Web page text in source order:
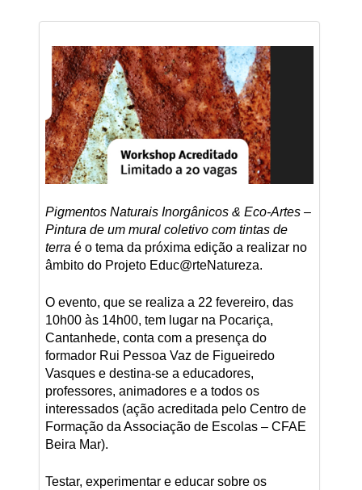
Pigmentos Naturais Inorgânicos & Eco-Artes –
Pintura de um mural coletivo com tintas de
terra é o tema da próxima edição a realizar no
âmbito do Projeto Educ@rteNatureza.
O evento, que se realiza a 22 fevereiro, das
10h00 às 14h00, tem lugar na Pocariça,
Cantanhede, conta com a presença do
formador Rui Pessoa Vaz de Figueiredo
Vasques e destina-se a educadores,
professores, animadores e a todos os
interessados (ação acreditada pelo Centro de
Formação da Associação de Escolas – CFAE
Beira Mar).
Testar, experimentar e educar sobre os